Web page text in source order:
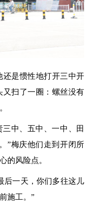
是惯性地打开三中开
又扫了一圈：螺丝没有
中、五中、一中、田
”梅庆他们走到开闭所
的风险点。
一天，你们多往这儿
施工。”